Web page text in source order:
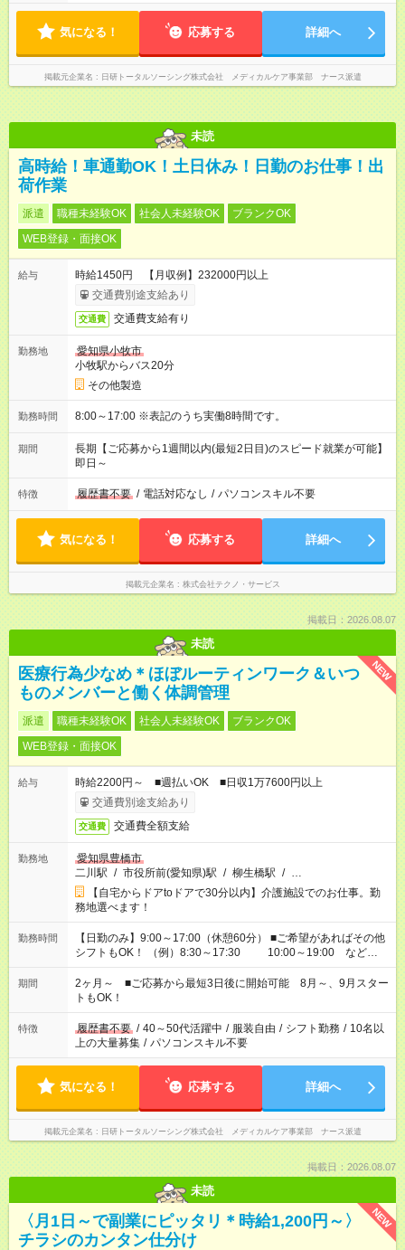
気になる！ 応募する 詳細へ
掲載元企業名 日研トータルソーシング株式会社 メディカルケア事業部 ナース派遣
未読
高時給！車通勤OK！土日休み！日勤のお仕事！出
荷作業
派遣 職種未経験OK 社会人未経験OK
ブランクOK
WEB登録・面接OK
給与
時給1450円 【月収例】232000円以上
交通費別途支給あり
交通費 交通費支給有り
勤務地
愛知県小牧市
小牧駅からバス20分
その他製造
勤務時間 8:00～17:00 ※表記のうち実働8時間です。
期間
長期【ご応募から1週間以内(最短2日目)のスピード就業が可能】
即日～
特徴 履歴書不要 / 電話対応なし / パソコンスキル不要
気になる！ 応募する 詳細へ
掲載元企業名 株式会社テクノ・サービス
掲載日：2026.08.07
未読
NEW
医療行為少なめ＊ほぼルーティンワーク＆いつ
ものメンバーと働く体調管理
派遣 職種未経験OK 社会人未経験OK
ブランクOK
WEB登録・面接OK
給与
時給2200円～ ■週払いOK ■日収1万7600円以上
交通費別途支給あり
交通費 交通費全額支給
勤務地
愛知県豊橋市
二川駅 / 市役所前(愛知県)駅 / 柳生橋駅 / …
【自宅からドアtoドアで30分以内】介護施設でのお仕事。勤
務地選べます！
勤務時間
【日勤のみ】9:00～17:00（休憩60分） ■ご希望があればその他
シフトもOK！ （例）8:30～17:30 10:00～19:00 など
「家族とお休みを合わせたい」 「できれば残業はしたくない」
など、あなたのご希望に沿ったお仕事をご紹介します！ ※Wワ
ーク希望の方へ 今ご覧のお仕事で希望する勤務時間と、もう1つ
のお仕事の勤務時間。 合計で週40時間を超える場合は応募でき
ません
期間
2ヶ月～ ■ご応募から最短3日後に開始可能 8月～、9月スター
トもOK！
特徴 履歴書不要 / 40～50代活躍中 / 服装自由 / シフト勤務 / 10名以
上の大量募集 / パソコンスキル不要
気になる！ 応募する 詳細へ
掲載元企業名 日研トータルソーシング株式会社 メディカルケア事業部 ナース派遣
掲載日：2026.08.07
未読
NEW
〈月1日～で副業にピッタリ＊時給1,200円～〉
チラシのカンタン仕分け